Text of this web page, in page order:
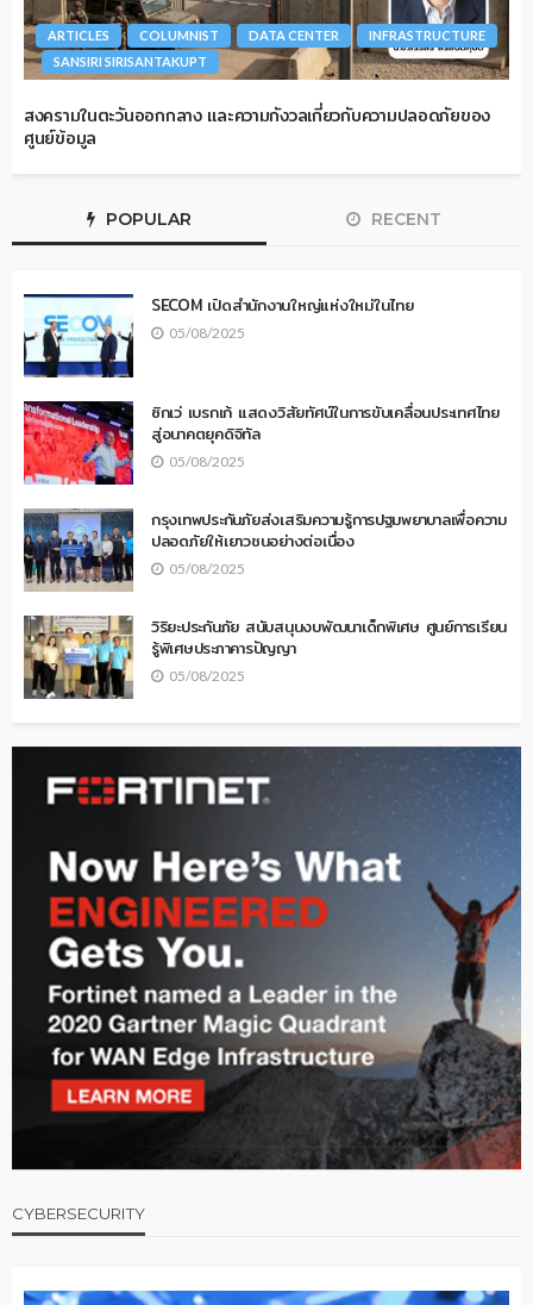
ARTICLES COLUMNIST DATA CENTER
INFRASTRUCTURE
SANSIRI SIRISANTAKUPT
สงครามในตะวันออกกลาง และความกังวลเกี่ยวกับความปลอดภัยของ
ศูนย์ข้อมูล
POPULAR RECENT
SECOM เปิดสำนักงานใหญ่แห่งใหม่ในไทย
05/08/2025
ซิกเว่ เบรกเก้ แสดงวิสัยทัศน์ในการขับเคลื่อนประเทศไทย
สู่อนาคตยุคดิจิทัล
05/08/2025
กรุงเทพประกันภัยส่งเสริมความรู้การปฐมพยาบาลเพื่อความ
ปลอดภัยให้เยาวชนอย่างต่อเนื่อง
05/08/2025
วิริยะประกันภัย สนับสนุนงบพัฒนาเด็กพิเศษ ศูนย์การเรียน
รู้พิเศษประภาคารปัญญา
05/08/2025
CYBERSECURITY